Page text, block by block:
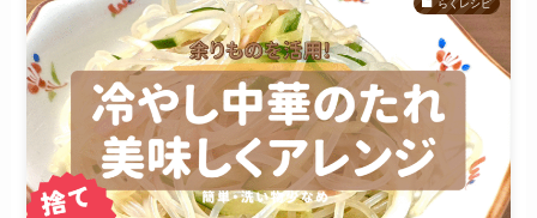
らくレシピ